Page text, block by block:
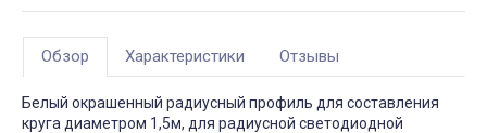
Обзор Характеристики Отзывы
Белый окрашенный радиусный профиль для составления
круга диаметром 1,5м, для радиусной светодиодной